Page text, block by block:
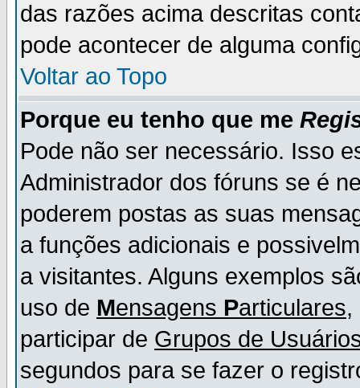
das razões acima descritas
pode acontecer de alguma
Voltar ao Topo
Porque eu tenho que me
Pode não ser necessário. Isso
Administrador dos fóruns se é
poderem postas as suas
a funções adicionais e
a visitantes. Alguns exemplos
uso de Mensagens Particulares,
participar de Grupos de
segundos para se fazer o